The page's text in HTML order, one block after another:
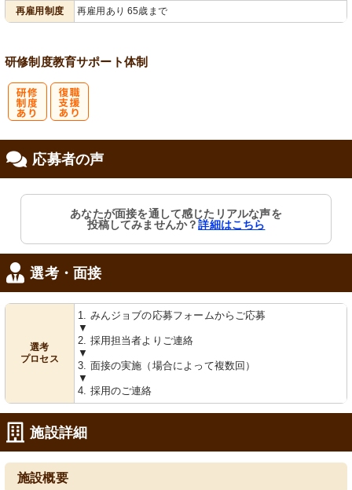
再雇用制度
再雇用あり 65歳まで
研修制度教育サポート体制
応募者の声
あなたが面接を通して感じたリアルな声を
投稿してみませんか？詳細はこちら
選考・面接
選考
プロセス
1. みんジョブの応募フォームからご応募
▼
2. 採用担当者よりご連絡
▼
3. 面接の実施（場合によって複数回）
▼
4. 採用のご連絡
施設詳細
施設概要